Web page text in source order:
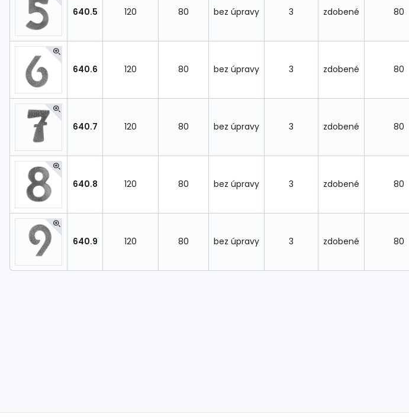
640.5 120 80 bez úpravy 3 zdobené 80
640.6 120 80 bez úpravy 3 zdobené 80
640.7 120 80 bez úpravy 3 zdobené 80
640.8 120 80 bez úpravy 3 zdobené 80
640.9 120 80 bez úpravy 3 zdobené 80